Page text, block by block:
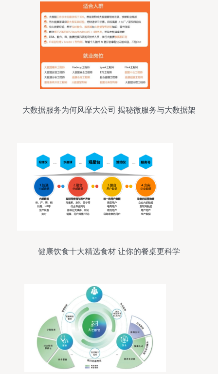
大数据服务为何风靡大公司 揭秘微服务与大数据架
健康饮食十大精选食材 让你的餐桌更科学